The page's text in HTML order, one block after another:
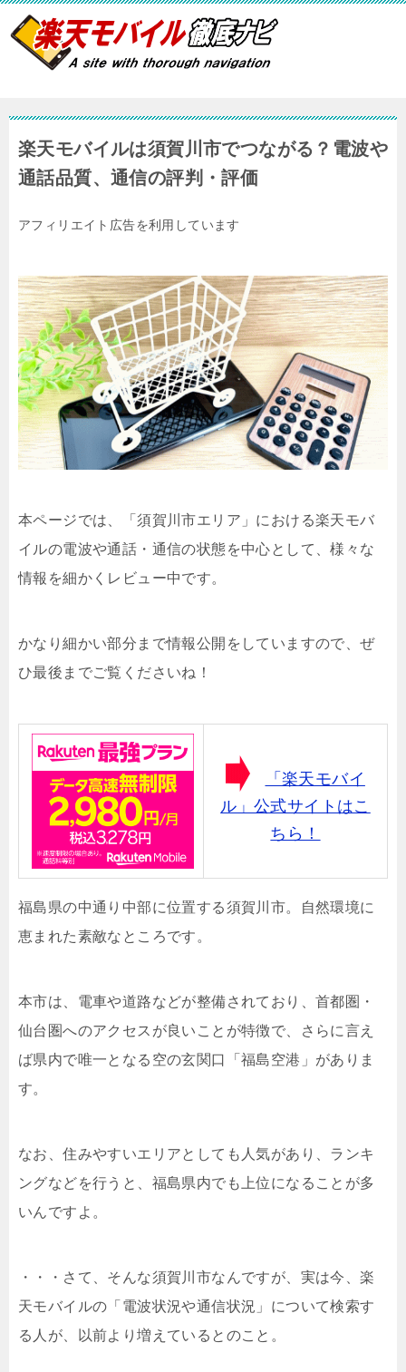
楽天モバイルは須賀川市でつながる？電波や
通話品質、通信の評判・評価
アフィリエイト広告を利用しています
本ページでは、「須賀川市エリア」における楽天モバ
イルの電波や通話・通信の状態を中心として、様々な
情報を細かくレビュー中です。
かなり細かい部分まで情報公開をしていますので、ぜ
ひ最後までご覧くださいね！
「楽天モバイ
ル」公式サイトはこ
ちら！
福島県の中通り中部に位置する須賀川市。自然環境に
恵まれた素敵なところです。
本市は、電車や道路などが整備されており、首都圏・
仙台圏へのアクセスが良いことが特徴で、さらに言え
ば県内で唯一となる空の玄関口「福島空港」がありま
す。
なお、住みやすいエリアとしても人気があり、ランキ
ングなどを行うと、福島県内でも上位になることが多
いんですよ。
・・・さて、そ んな須賀川市なんですが、実は今、楽
天モバイルの「電波状況や通信状況」について検索す
る人が、以前より増えているとのこと。